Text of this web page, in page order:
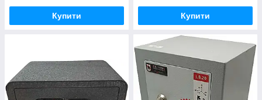
Купити Купити